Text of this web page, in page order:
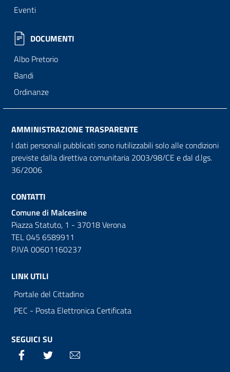
Eventi
DOCUMENTI
Albo Pretorio
Bandi
Ordinanze
AMMINISTRAZIONE TRASPARENTE
I dati personali pubblicati sono riutilizzabili solo alle condizioni
previste dalla direttiva comunitaria 2003/98/CE e dal d.lgs.
36/2006
CONTATTI
Comune di Malcesine
Piazza Statuto, 1 - 37018 Verona
TEL 045 6589911
P.IVA 00601160237
LINK UTILI
Portale del Cittadino
PEC - Posta Elettronica Certificata
SEGUICI SU
Facebook Twitter